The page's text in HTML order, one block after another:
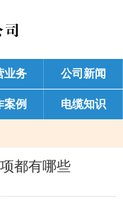
业务 公司新闻
案例 电缆知识
都有哪些